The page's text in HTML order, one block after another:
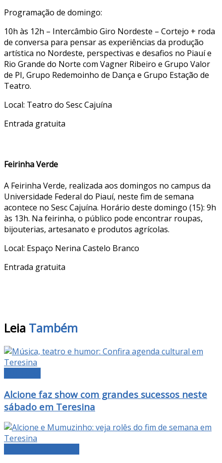
Programação de domingo:
10h às 12h – Intercâmbio Giro Nordeste – Cortejo + roda
de conversa para pensar as experiências da produção
artística no Nordeste, perspectivas e desafios no Piauí e
Rio Grande do Norte com Vagner Ribeiro e Grupo Valor
de PI, Grupo Redemoinho de Dança e Grupo Estação de
Teatro.
Local: Teatro do Sesc Cajuína
Entrada gratuita
Feirinha Verde
A Feirinha Verde, realizada aos domingos no campus da
Universidade Federal do Piauí, neste fim de semana
acontece no Sesc Cajuína. Horário deste domingo (15): 9h
às 13h. Na feirinha, o público pode encontrar roupas,
bijouterias, artesanato e produtos agrícolas.
Local: Espaço Nerina Castelo Branco
Entrada gratuita
Leia Também
Alcione faz show com grandes sucessos neste
sábado em Teresina